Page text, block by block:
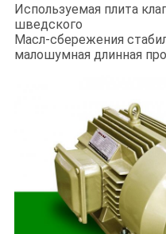
Используемая плита
шведского
Масл-сбережения
малошумная длинная